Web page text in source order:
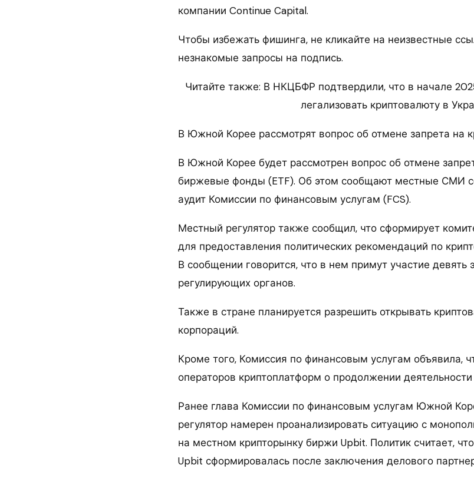
компании Continue Capital.
Чтобы избежать фишинга, не кликайте на неизвестные
незнакомые запросы на подпись.
Читайте также: В НКЦБФР подтвердили, что в начале
легализовать криптовалюту в
В Южной Корее рассмотрят вопрос об отмене запрета на
В Южной Корее будет рассмотрен вопрос об отмене
биржевые фонды (ETF). Об этом сообщают местные СМИ
аудит Комиссии по финансовым услугам (FCS).
Местный регулятор также сообщил, что сформирует
для предоставления политических рекомендаций по
В сообщении говорится, что в нем примут участие девять
регулирующих органов.
Также в стране планируется разрешить открывать
корпораций.
Кроме того, Комиссия по финансовым услугам объявила,
операторов криптоплатформ о продолжении
Ранее глава Комиссии по финансовым услугам Южной
регулятор намерен проанализировать ситуацию с
на местном крипторынку биржи Upbit. Политик считает,
Upbit сформировалась после заключения делового